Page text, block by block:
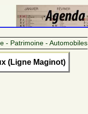
- Patrimoine - Automobiles
(Ligne Maginot)